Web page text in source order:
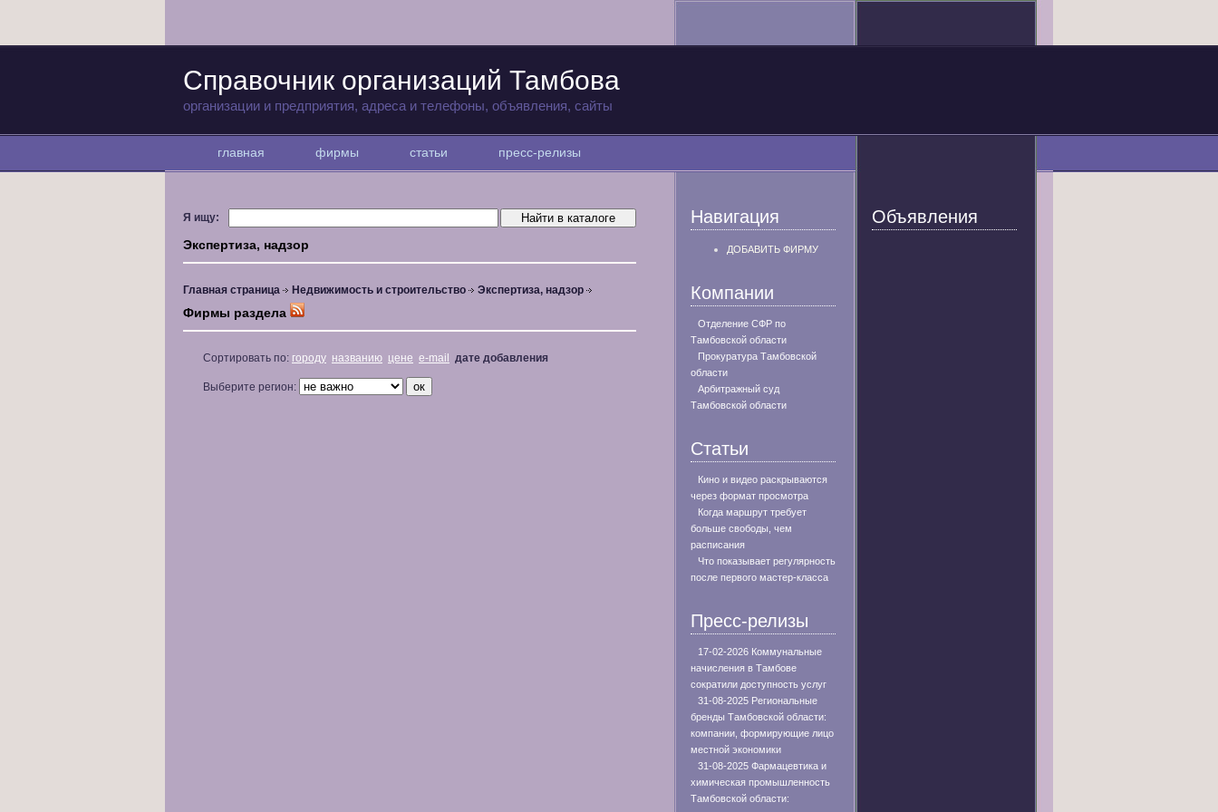
Справочник организаций Тамбова
организации и предприятия, адреса и телефоны, объявления, сайты
главная фирмы статьи пресс-релизы
Я ищу:
Экспертиза, надзор
Главная страница Недвижимость и строительство Экспертиза, надзор
Фирмы раздела
Сортировать по: городу названию цене e-mail дате добавления
Выберите регион:
Навигация
ДОБАВИТЬ ФИРМУ
Компании
Отделение СФР по
Тамбовской области
Прокуратура Тамбовской
области
Арбитражный суд
Тамбовской области
Статьи
Кино и видео раскрываются
через формат просмотра
Когда маршрут требует
больше свободы, чем
расписания
Что показывает регулярность
после первого мастер-класса
Пресс-релизы
17-02-2026 Коммунальные
начисления в Тамбове
сократили доступность услуг
31-08-2025 Региональные
бренды Тамбовской области:
компании, формирующие лицо
местной экономики
31-08-2025 Фармацевтика и
химическая промышленность
Тамбовской области:
Объявления